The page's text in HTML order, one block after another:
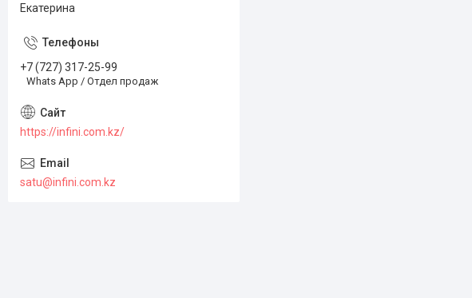
Екатерина
+7 (727) 317-25-99
Whats App / Отдел продаж
https://infini.com.kz/
satu@infini.com.kz